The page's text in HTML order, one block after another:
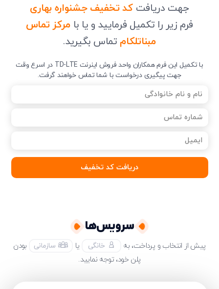
جهت دریافتکد تخفیف جشنواره بهاری
فرم زیر را تکمیل فرمایید و یا با مرکز تماس
مبناتلکام تماس بگیرید.
با تکمیل این فرم همکاران واحد فروش اینرنت TD-LTE در اسرع وقت
جهت پیگیری درخواست با شما تماس خواهند گرفت.
سرویس‌ها
پیش از انتخاب و پرداخت، به یا
بودن
پلن خود، توجه نمایید.